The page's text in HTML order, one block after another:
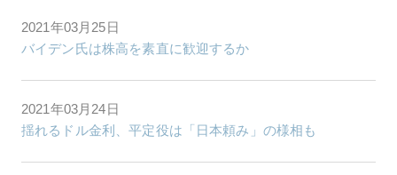
2021年03月25日
バイデン氏は株高を素直に歓迎するか
2021年03月24日
揺れるドル金利、平定役は「日本頼み」の様相も